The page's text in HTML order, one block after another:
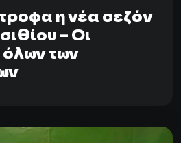
η νέα σεζόν
– Οι
όλων των